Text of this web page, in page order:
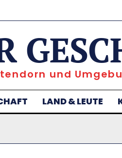
und
LAND & LEUTE